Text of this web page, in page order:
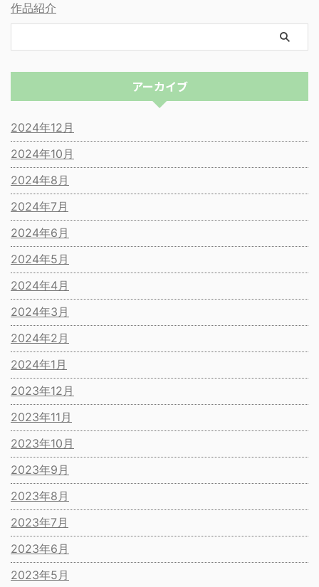
作品紹介
アーカイブ
2024年12月
2024年10月
2024年8月
2024年7月
2024年6月
2024年5月
2024年4月
2024年3月
2024年2月
2024年1月
2023年12月
2023年11月
2023年10月
2023年9月
2023年8月
2023年7月
2023年6月
2023年5月